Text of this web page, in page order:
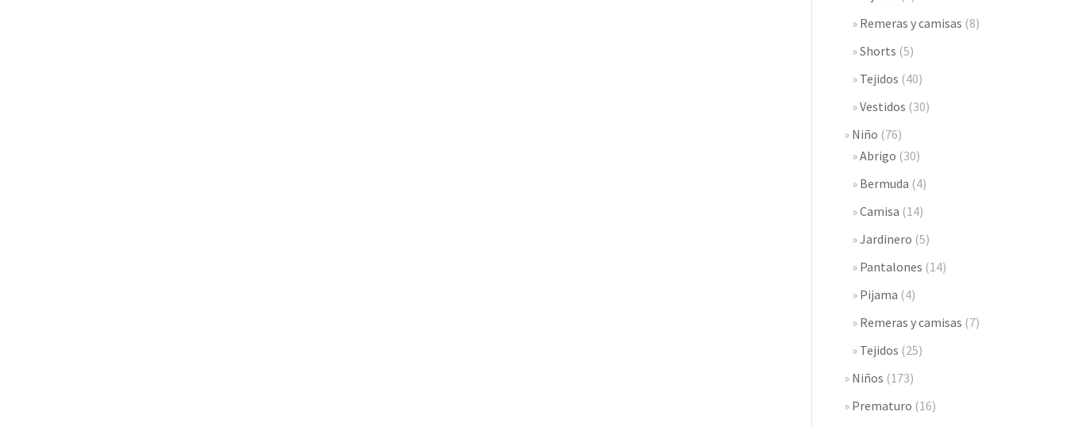
Remeras y camisas (8)
Shorts (5)
Tejidos (40)
Vestidos (30)
Niño (76)
Abrigo (30)
Bermuda (4)
Camisa (14)
Jardinero (5)
Pantalones (14)
Pijama (4)
Remeras y camisas (7)
Tejidos (25)
Niños (173)
Prematuro (16)